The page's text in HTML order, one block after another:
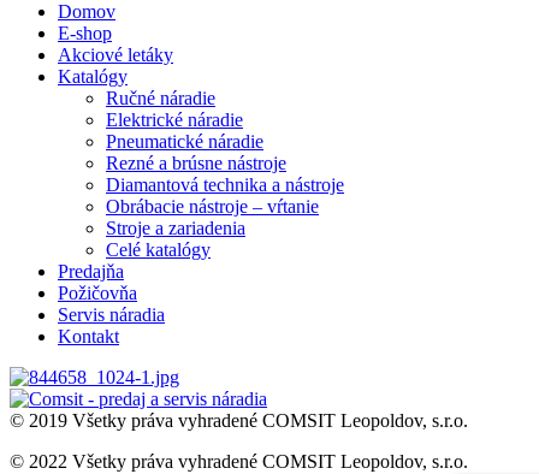
Domov
E-shop
Akciové letáky
Katalógy
Ručné náradie
Elektrické náradie
Pneumatické náradie
Rezné a brúsne nástroje
Diamantová technika a nástroje
Obrábacie nástroje – vŕtanie
Stroje a zariadenia
Celé katalógy
Predajňa
Požičovňa
Servis náradia
Kontakt
© 2019 Všetky práva vyhradené COMSIT Leopoldov, s.r.o.
© 2022 Všetky práva vyhradené COMSIT Leopoldov, s.r.o.